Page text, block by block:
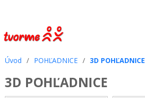
Úvod / POHĽADNICE / 3D POHĽADNICE
3D POHĽADNICE